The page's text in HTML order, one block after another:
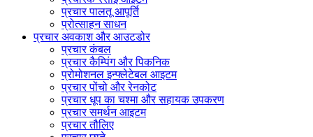
प्रचार पालतू आपूर्ति
प्रोत्साहन साधन
प्रचार अवकाश और आउटडोर
प्रचार कंबल
प्रचार कैम्पिंग और पिकनिक
प्रोमोशनल इन्फ्लेटेबल आइटम
प्रचार पोंचो और रेनकोट
प्रचार धूप का चश्मा और सहायक उपकरण
प्रचार समर्थन आइटम
प्रचार तौलिए